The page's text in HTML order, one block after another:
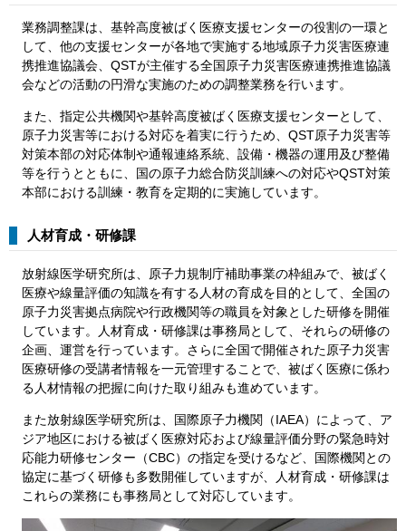
業務調整課は、基幹高度被ばく医療支援センターの役割の一環と
して、他の支援センターが各地で実施する地域原子力災害医療連
携推進協議会、QSTが主催する全国原子力災害医療連携推進協議
会などの活動の円滑な実施のための調整業務を行います。
また、指定公共機関や基幹高度被ばく医療支援センターとして、
原子力災害等における対応を着実に行うため、QST原子力災害等
対策本部の対応体制や通報連絡系統、設備・機器の運用及び整備
等を行うとともに、国の原子力総合防災訓練への対応やQST対策
本部における訓練・教育を定期的に実施しています。
人材育成・研修課
放射線医学研究所は、原子力規制庁補助事業の枠組みで、被ばく
医療や線量評価の知識を有する人材の育成を目的として、全国の
原子力災害拠点病院や行政機関等の職員を対象とした研修を開催
しています。人材育成・研修課は事務局として、それらの研修の
企画、運営を行っています。さらに全国で開催された原子力災害
医療研修の受講者情報を一元管理することで、被ばく医療に係わ
る人材情報の把握に向けた取り組みも進めています。
また放射線医学研究所は、国際原子力機関（IAEA）によって、ア
ジア地区における被ばく医療対応および線量評価分野の緊急時対
応能力研修センター（CBC）の指定を受けるなど、国際機関との
協定に基づく研修も多数開催していますが、人材育成・研修課は
これらの業務にも事務局として対応しています。